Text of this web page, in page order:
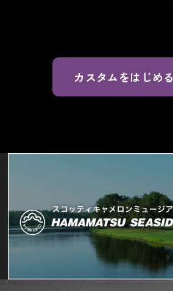
カスタムをはじめる